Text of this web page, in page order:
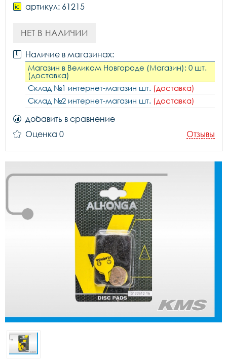
артикул: 61215
НЕТ В НАЛИЧИИ
Наличие в магазинах:
Магазин в Великом Новгороде (Магазин): 0 шт.
(доставка)
Склад №1 интернет-магазин шт. (доставка)
Склад №2 интернет-магазин шт. (доставка)
добавить в сравнение
Оценка 0
Отзывы